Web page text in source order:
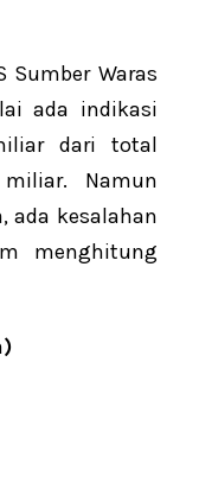
Sumber Waras
ada indikasi
dari total
Namun
ada kesalahan
menghitung